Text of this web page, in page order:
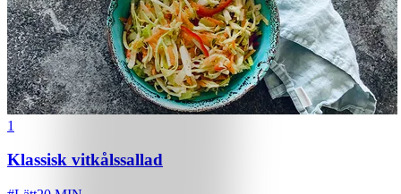
1
Klassisk vitkålssallad